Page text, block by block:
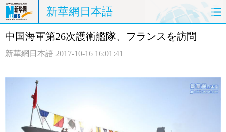
新華網日本語
ホームページ 政治 経済
観光 写真
中日対訳
中国海軍第26次護衛艦隊、フランスを訪問
新華網日本語 2017-10-16 16:01:41